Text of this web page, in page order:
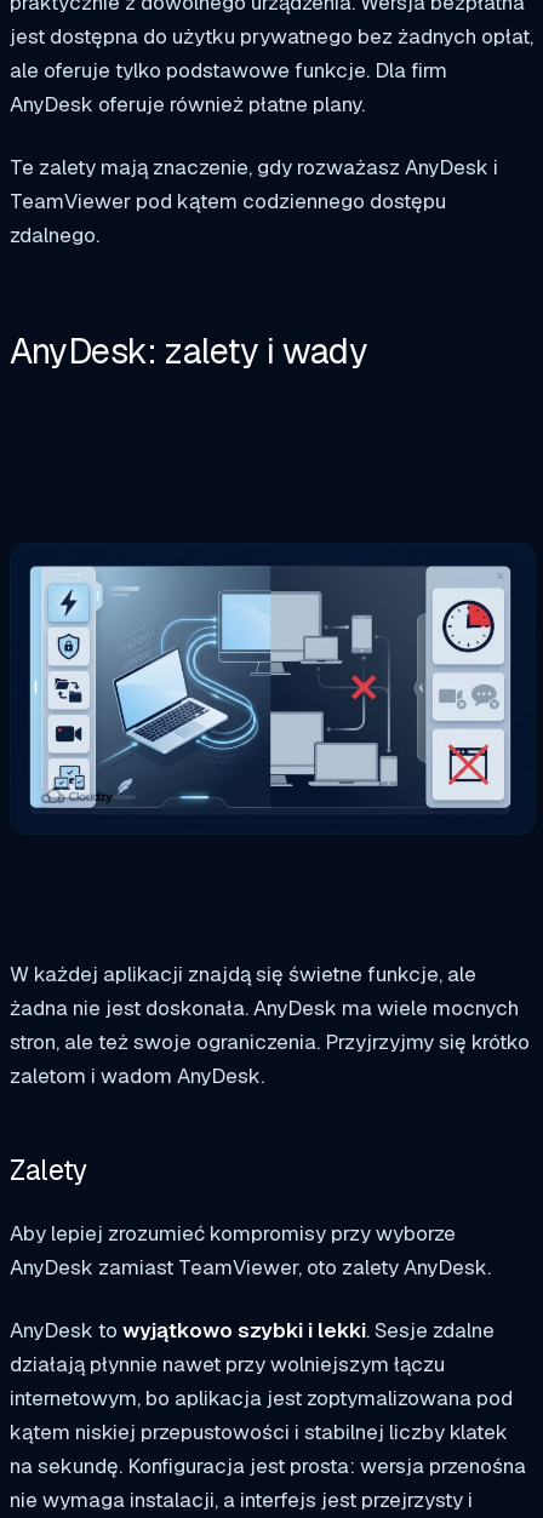
jest dostępna do użytku prywatnego bez żadnych opłat,
ale oferuje tylko podstawowe funkcje. Dla firm
AnyDesk oferuje również płatne plany.
Te zalety mają znaczenie, gdy rozważasz AnyDesk i
TeamViewer pod kątem codziennego dostępu
zdalnego.
AnyDesk: zalety i wady
W każdej aplikacji znajdą się świetne funkcje, ale
żadna nie jest doskonała. AnyDesk ma wiele mocnych
stron, ale też swoje ograniczenia. Przyjrzyjmy się krótko
zaletom i wadom AnyDesk.
Zalety
Aby lepiej zrozumieć kompromisy przy wyborze
AnyDesk zamiast TeamViewer, oto zalety AnyDesk.
AnyDesk to wyjątkowo szybki i lekki. Sesje zdalne
działają płynnie nawet przy wolniejszym łączu
internetowym, bo aplikacja jest zoptymalizowana pod
kątem niskiej przepustowości i stabilnej liczby klatek
na sekundę. Konfiguracja jest prosta: wersja przenośna
nie wymaga instalacji, a interfejs jest przejrzysty i